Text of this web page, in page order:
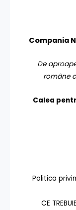
Compania
De
române
Calea
Politica
CE